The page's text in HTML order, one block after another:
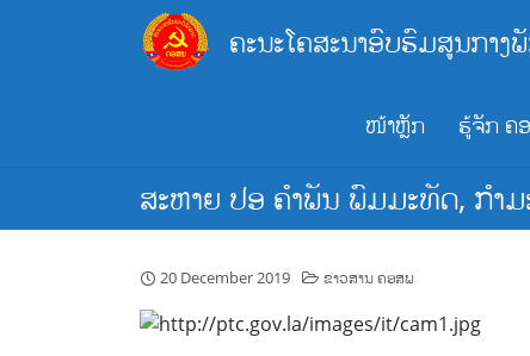
ຄະນະໂຄສະນາອົບຮົມສູນກາງ
ໜ້າຫຼັກ ຮູ້ຈັກ ຄ
ສະຫາຍ ປອ ຄຳພັນ ພົມມະທັດ, ກຳ
20 December 2019 ຂ່າວສານ ຄອສພ